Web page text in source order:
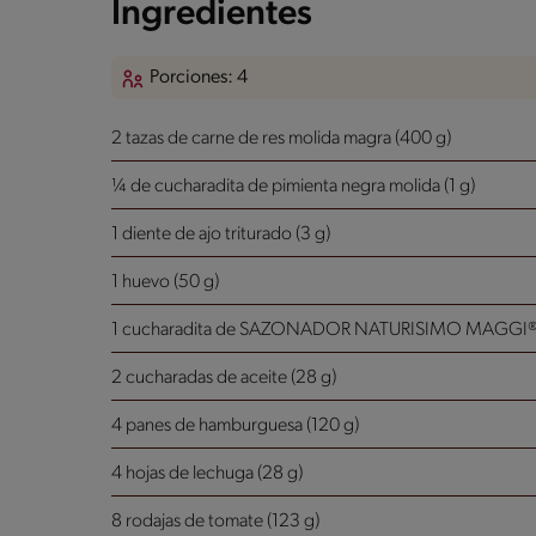
Ingredientes
Porciones: 4
2 tazas de carne de res molida magra (400 g)
¼ de cucharadita de pimienta negra molida (1 g)
1 diente de ajo triturado (3 g)
1 huevo (50 g)
1 cucharadita de SAZONADOR NATURISIMO
2 cucharadas de aceite (28 g)
4 panes de hamburguesa (120 g)
4 hojas de lechuga (28 g)
8 rodajas de tomate (123 g)